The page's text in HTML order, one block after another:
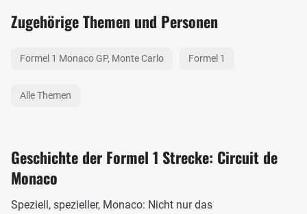
Zugehörige Themen und Personen
Formel 1 Monaco GP, Monte Carlo Formel 1
Alle Themen
Geschichte der Formel 1 Strecke: Circuit de
Monaco
Speziell, spezieller, Monaco: Nicht nur das